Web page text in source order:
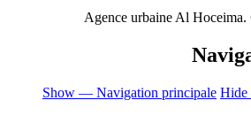
Show — Navigation principale Hide